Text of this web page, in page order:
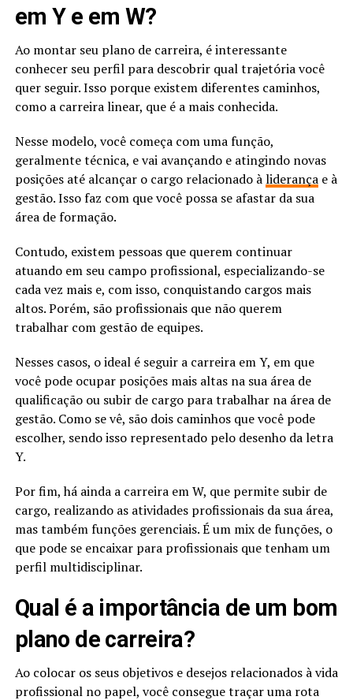
em Y e em W?
Ao montar seu plano de carreira, é interessante
conhecer seu perfil para descobrir qual trajetória você
quer seguir. Isso porque existem diferentes caminhos,
como a carreira linear, que é a mais conhecida.
Nesse modelo, você começa com uma função,
geralmente técnica, e vai avançando e atingindo novas
posições até alcançar o cargo relacionado àliderançae à
gestão. Isso faz com que você possa se afastar da sua
área de formação.
Contudo, existem pessoas que querem continuar
atuando em seu campo profissional, especializando-se
cada vez mais e, com isso, conquistando cargos mais
altos. Porém, são profissionais que não querem
trabalhar com gestão de equipes.
Nesses casos, o ideal é seguir a carreira em Y, em que
você pode ocupar posições mais altas na sua área de
qualificação ou subir de cargo para trabalhar na área de
gestão. Como se vê, são dois caminhos que você pode
escolher, sendo isso representado pelo desenho da letra
Y.
Por fim, há ainda a carreira em W, que permite subir de
cargo, realizando as atividades profissionais da sua área,
mas também funções gerenciais. É um mix de funções, o
que pode se encaixar para profissionais que tenham um
perfil multidisciplinar.
Qual é a importância de um bom
plano de carreira?
Ao colocar os seus objetivos e desejos relacionados à vida
profissional no papel, você consegue traçar uma rota